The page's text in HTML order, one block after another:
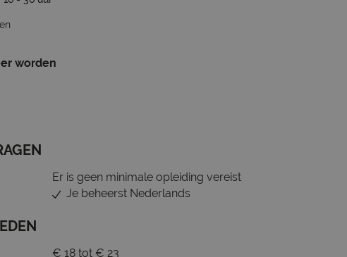
worden
Er is geen minimale opleiding vereist
Je beheerst Nederlands
€ 18 tot € 23